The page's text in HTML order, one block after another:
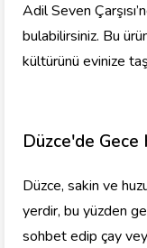
Adil Seven
bulabilirsiniz. Bu
kültürünü evinize
Düzce'de Gece
Düzce, sakin ve
yerdir, bu yüzden
sohbet edip çay